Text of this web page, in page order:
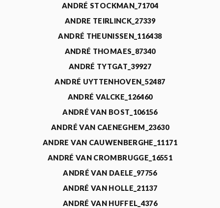
ANDRÉ STOCKMAN_71704
ANDRE TEIRLINCK_27339
ANDRÉ THEUNISSEN_116438
ANDRÉ THOMAES_87340
ANDRÉ TYTGAT_39927
ANDRÉ UYTTENHOVEN_52487
ANDRÉ VALCKE_126460
ANDRÉ VAN BOST_106156
ANDRÉ VAN CAENEGHEM_23630
ANDRE VAN CAUWENBERGHE_11171
ANDRÉ VAN CROMBRUGGE_16551
ANDRÉ VAN DAELE_97756
ANDRÉ VAN HOLLE_21137
ANDRÉ VAN HUFFEL_4376